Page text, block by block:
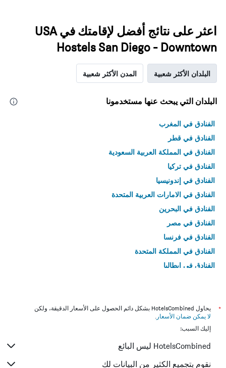
اعثر على نتائج أفضل لإقامتك في USA
Hostels San Diego - Downtown
البلدان الأكثر شعبية المدن الأكثر شعبية
البلدان التي يبحث عنها مستخدمونا
الفنادق في المغرب
الفنادق في قطر
الفنادق في المملكة العربية السعودية
الفنادق في تركيا
الفنادق في إندونيسيا
الفنادق في الامارات العربية المتحدة
الفنادق في البحرين
الفنادق في مصر
الفنادق في فرنسا
الفنادق في المملكة المتحدة
الفنادق في إيطاليا
*
يحاول HotelsCombined بشكل دائم الحصول على الأسعار الدقيقة، ولكن
لا يمكن ضمان الأسعار .
إليك السبب:
HotelsCombined ليس البائع
نقوم بتجميع الكثير من البيانات لك